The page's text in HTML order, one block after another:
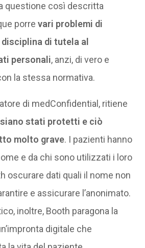
questione così descritta
porre vari problemi di
di tutela al
personali, anzi, di vero e
la stessa normativa.
di medConfidential, ritiene
stati protetti e ciò
molto grave. I pazienti hanno
e da chi sono utilizzati i loro
oscurare dati quali il nome non
e assicurare l’anonimato.
inoltre, Booth paragona la
digitale che